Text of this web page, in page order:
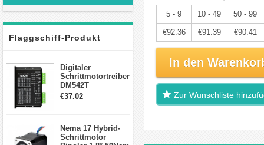
Flaggschiff-Produkt
Digitaler
Schrittmotortreiber
DM542T
Schrittmotor
Schrittmotor
€37.02
Nema 17 Hybrid-
Schrittmotor
5 - 9
10 - 49 50 - 99
€92.36 €91.39 €90.41
In den
Zur Wunschliste